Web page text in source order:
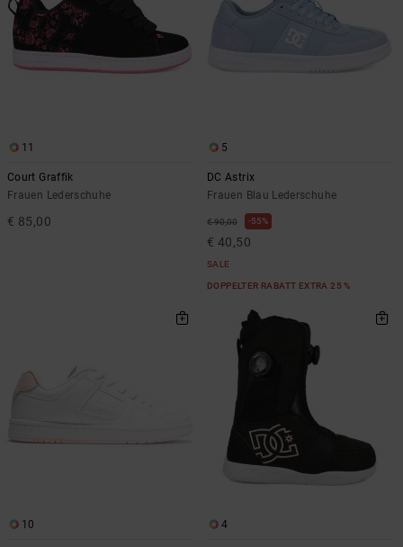
11
Court Graffik
Frauen Lederschuhe
€ 85,00
5
DC Astrix
Frauen Blau Lederschuhe
€ 90,00 55%
€ 40,50
SALE
DOPPELTER RABATT EXTRA 25 %
10 4